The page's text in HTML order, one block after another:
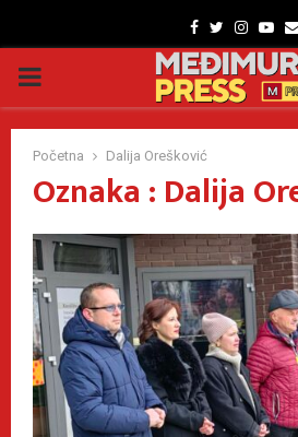
Facebook
Twitter
PRIMARY
MENU
Početna Dalija Orešković
Oznaka : Dalija